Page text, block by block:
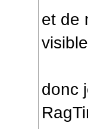
et de
visible
donc